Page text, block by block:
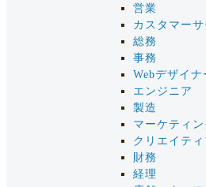
営業
カスタマーサ
総務
事務
Webデザイナ
エンジニア
製造
マーケティン
クリエイティ
財務
経理